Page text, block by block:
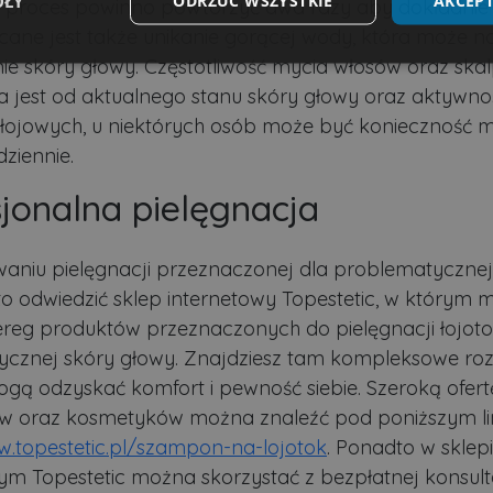
proces powinno powtórzyć dwa razy aby dokładnie
skóry głowy. Częstotliwość mycia włosów oraz
jest od aktualnego stanu skóry głowy oraz
u niektórych osób może być konieczność
pielęgnacja
pielęgnacji przeznaczonej dla
odwiedzić sklep internetowy Topestetic, w którym
produktów przeznaczonych do pielęgnacji
skóry głowy. Znajdziesz tam kompleksowe
odzyskać komfort i pewność siebie. Szeroką
oraz kosmetyków można znaleźć pod poniższym
szampon-na-lojotok. Ponadto w
Topestetic można skorzystać z bezpłatnej
Wydajność Targetowanie Funkcjonalność
Wydajność Targetowanie Funkcjonalność
korzystanie z podstawowych funkcji strony internetowej, takich jak
niezbędnych plików cookie nie można prawidłowo korzystać ze strony internetowej.
Domena
przechowywania
Opis
.lubartow24.pl
4 minuty 57
sekund
Plik niezbędny do prawidłowego
CookieScript
lubartow24.pl
1 miesiąc
Ten plik cookie jest używany przez
zapamiętywania preferencji
pliki cookie. Jest to konieczne, aby
Script.com działał poprawnie.
YouTube
5 miesięcy 4
Ten plik cookie jest używany do